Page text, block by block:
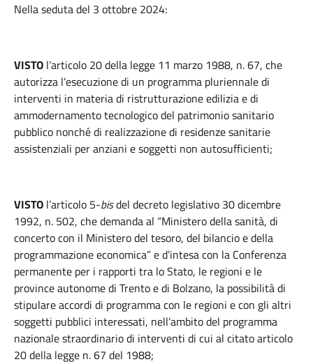
Nella seduta del 3 ottobre 2024:
VISTO l’articolo 20 della legge 11 marzo 1988, n. 67, che
autorizza l’esecuzione di un programma pluriennale di
interventi in materia di ristrutturazione edilizia e di
ammodernamento tecnologico del patrimonio sanitario
pubblico nonché di realizzazione di residenze sanitarie
assistenziali per anziani e soggetti non autosufficienti;
VISTO l’articolo 5-bisdel decreto legislativo 30 dicembre
1992, n. 502, che demanda al “Ministero della sanità, di
concerto con il Ministero del tesoro, del bilancio e della
programmazione economica” e d’intesa con la Conferenza
permanente per i rapporti tra lo Stato, le regioni e le
province autonome di Trento e di Bolzano, la possibilità di
stipulare accordi di programma con le regioni e con gli altri
soggetti pubblici interessati, nell’ambito del programma
nazionale straordinario di interventi di cui al citato articolo
20 della legge n. 67 del 1988;